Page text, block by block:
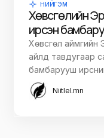
НИЙГЭМ
Хөвсгөлийн
ирсэн
Хөвсгөл аймгийн
айлд тавдугаар
бамбарууш
Niitlel.mn